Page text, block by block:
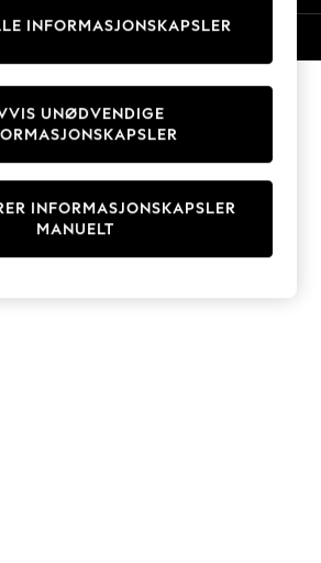
& Hoodies
INFORMASJONSKAPSLER
INFORMASJONSKAPSLER
MANUELT
UNØDVENDIGE